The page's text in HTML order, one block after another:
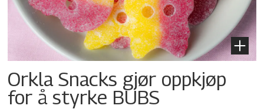
Orkla Snacks gjør oppkjøp
for å styrke BUBS